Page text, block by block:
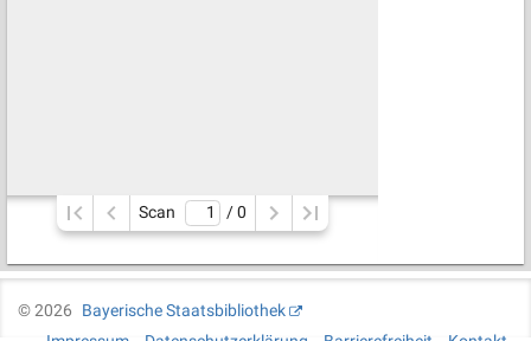
Scan / 0
©2026
Bayerische Staatsbibliothek